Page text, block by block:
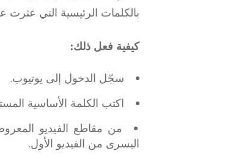
بالكلمات الرئيسية التي عثرت
كيفية فعل ذلك:
سجّل الدخول إلى يوتيوب.
اكتب الكلمة الأساسية
من مقاطع الفيديو
اليسرى من الفيديو الأول.